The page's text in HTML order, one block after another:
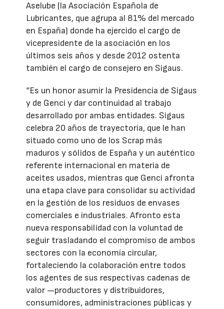
Aselube (la Asociación Española de
Lubricantes, que agrupa al 81% del mercado
en España) donde ha ejercido el cargo de
vicepresidente de la asociación en los
últimos seis años y desde 2012 ostenta
también el cargo de consejero en Sigaus.
“Es un honor asumir la Presidencia de Sigaus
y de Genci y dar continuidad al trabajo
desarrollado por ambas entidades. Sigaus
celebra 20 años de trayectoria, que le han
situado como uno de los Scrap más
maduros y sólidos de España y un auténtico
referente internacional en materia de
aceites usados, mientras que Genci afronta
una etapa clave para consolidar su actividad
en la gestión de los residuos de envases
comerciales e industriales. Afronto esta
nueva responsabilidad con la voluntad de
seguir trasladando el compromiso de ambos
sectores con la economía circular,
fortaleciendo la colaboración entre todos
los agentes de sus respectivas cadenas de
valor —productores y distribuidores,
consumidores, administraciones públicas y